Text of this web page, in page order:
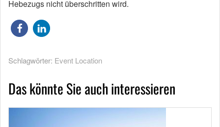
Hebezugs nicht überschritten wird.
Schlagwörter: Event Location
Das könnte Sie auch interessieren